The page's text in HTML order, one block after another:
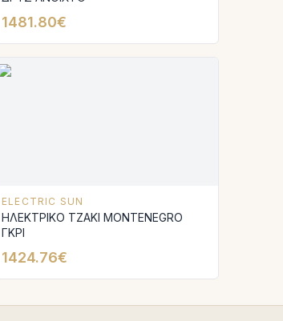
1481.80€
ELECTRIC SUN
ΗΛΕΚΤΡΙΚΟ ΤΖΑΚΙ MONTENEGRO
ΓΚΡΙ
1424.76€